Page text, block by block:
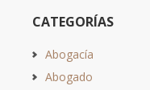
CATEGORÍAS
Abogacía
Abogado